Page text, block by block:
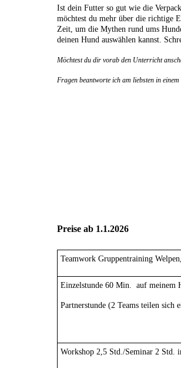
Ist dein Futter so gut wie die
möchtest du mehr über die richtige
Zeit, um die Mythen rund ums
deinen Hund auswählen kannst.
Möchtest du dir vorab den Unterricht
Fragen beantworte ich am liebsten in
Preise ab 1.1.2026
Teamwork Gruppentraining
Einzelstunde 60 Min. auf meinem
Partnerstunde (2 Teams teilen sich
Workshop 2,5 Std./Seminar 2 Std.